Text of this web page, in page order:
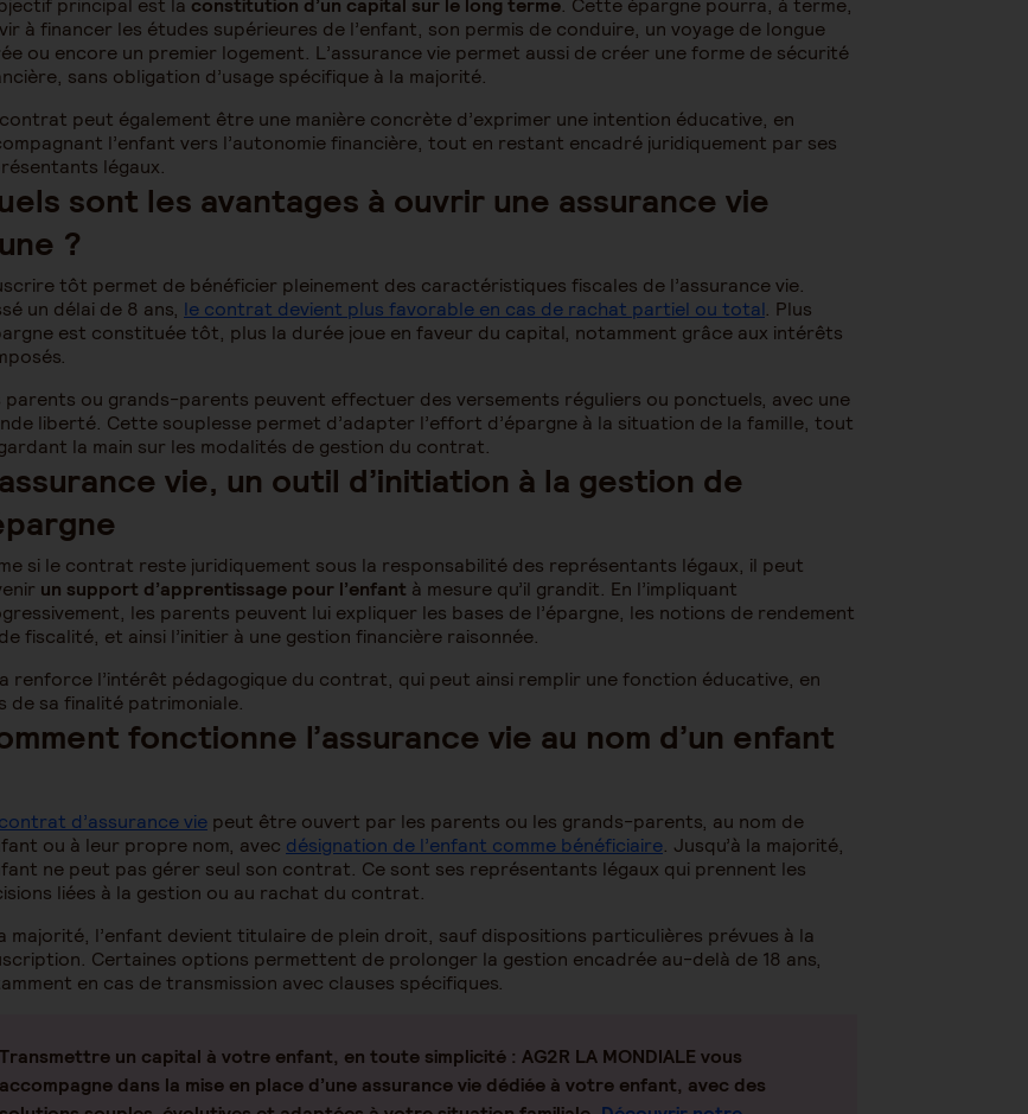
principal est la constitution d’un capital sur le long terme. Cette épargne pourra, à terme,
à financer les études supérieures de l’enfant, son permis de conduire, un voyage de longue
ou encore un premier logement. L’assurance vie permet aussi de créer une forme de sécurité
sans obligation d’usage spécifique à la majorité.
peut également être une manière concrète d’exprimer une intention éducative, en
l’enfant vers l’autonomie financière, tout en restant encadré juridiquement par ses
légaux.
sont les avantages à ouvrir une assurance vie
?
tôt permet de bénéficier pleinement des caractéristiques fiscales de l’assurance vie.
un délai de 8 ans, le contrat devient plus favorable en cas de rachat partiel ou total. Plus
est constituée tôt, plus la durée joue en faveur du capital, notamment grâce aux intérêts
parents ou grands-parents peuvent effectuer des versements réguliers ou ponctuels, avec une
liberté. Cette souplesse permet d’adapter l’effort d’épargne à la situation de la famille, tout
la main sur les modalités de gestion du contrat.
vie, un outil d’initiation à la gestion de
si le contrat reste juridiquement sous la responsabilité des représentants légaux, il peut
un support d’apprentissage pour l’enfant à mesure qu’il grandit. En l’impliquant
les parents peuvent lui expliquer les bases de l’épargne, les notions de rendement
fiscalité, et ainsi l’initier à une gestion financière raisonnée.
renforce l’intérêt pédagogique du contrat, qui peut ainsi remplir une fonction éducative, en
de sa finalité patrimoniale.
fonctionne l’assurance vie au nom d’un enfant
contrat d’assurance vie peut être ouvert par les parents ou les grands-parents, au nom de
ou à leur propre nom, avec désignation de l’enfant comme bénéficiaire. Jusqu’à la majorité,
ne peut pas gérer seul son contrat. Ce sont ses représentants légaux qui prennent les
liées à la gestion ou au rachat du contrat.
majorité, l’enfant devient titulaire de plein droit, sauf dispositions particulières prévues à la
Certaines options permettent de prolonger la gestion encadrée au-delà de 18 ans,
en cas de transmission avec clauses spécifiques.
Transmettre un capital à votre enfant, en toute simplicité : AG2R LA MONDIALE vous
accompagne dans la mise en place d’une assurance vie dédiée à votre enfant, avec des